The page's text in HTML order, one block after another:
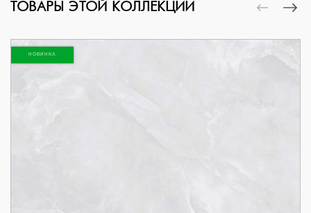
ТОВАРЫ ЭТОЙ КОЛЛЕКЦИИ
НОВИНКА